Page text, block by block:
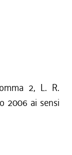
2, L. R.
2006 ai sensi